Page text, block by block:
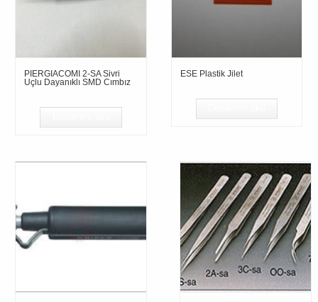
PIERGIACOMI 2-SA Sivri
Uçlu Dayanıklı SMD Cımbız
ESE Plastik Jilet